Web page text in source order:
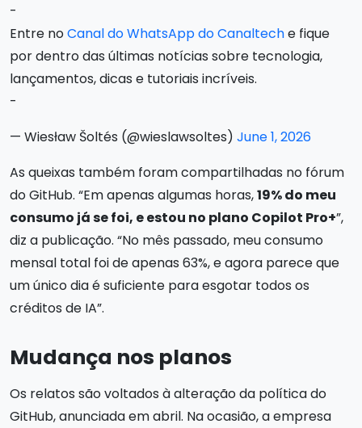
-
Entre noCanal do WhatsApp do Canalteche fique
por dentro das últimas notícias sobre tecnologia,
lançamentos, dicas e tutoriais incríveis.
-
— Wiesław Šoltés (@wieslawsoltes) June 1, 2026
As queixas também foram compartilhadas no fórum
do GitHub. “Em apenas algumas horas,19% do meu
consumo já se foi, e estou no plano Copilot Pro+”,
diz a publicação. “No mês passado, meu consumo
mensal total foi de apenas 63%, e agora parece que
um único dia é suficiente para esgotar todos os
créditos de IA”.
Mudança nos planos
Os relatos são voltados à alteração da política do
GitHub, anunciada em abril. Na ocasião, a empresa